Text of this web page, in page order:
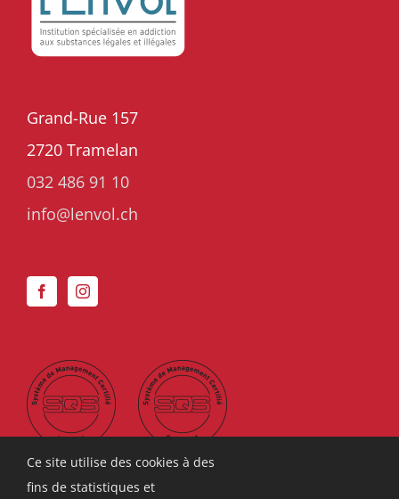
Grand-Rue 157
2720 Tramelan
032 486 91 10
info@lenvol.ch
Ce site utilise des cookies à des
fins de statistiques et